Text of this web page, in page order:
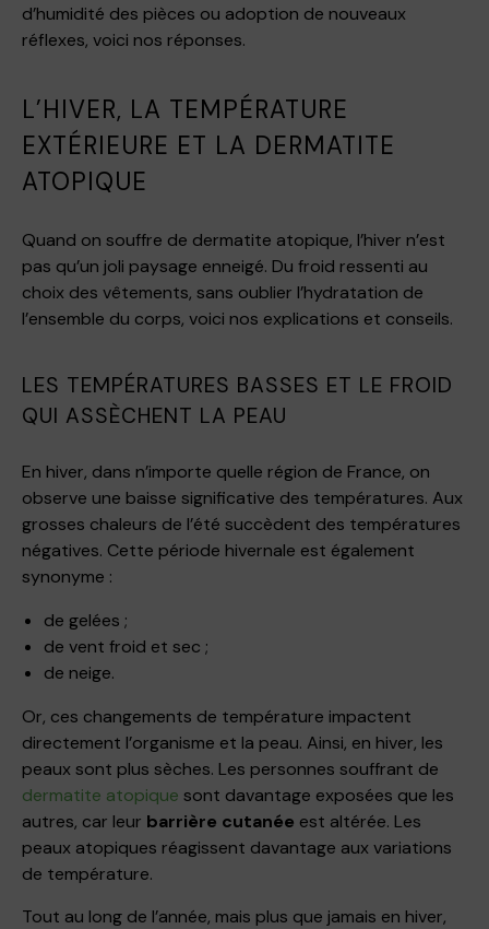
d’humidité des pièces ou adoption de nouveaux
réflexes, voici nos réponses.
L’HIVER, LA TEMPÉRATURE
EXTÉRIEURE ET LA DERMATITE
ATOPIQUE
Quand on souffre de dermatite atopique, l’hiver n’est
pas qu’un joli paysage enneigé. Du froid ressenti au
choix des vêtements, sans oublier l’hydratation de
l’ensemble du corps, voici nos explications et conseils.
LES TEMPÉRATURES BASSES ET LE FROID
QUI ASSÈCHENT LA PEAU
En hiver, dans n’importe quelle région de France, on
observe une baisse significative des températures. Aux
grosses chaleurs de l’été succèdent des températures
négatives. Cette période hivernale est également
synonyme :
de gelées ;
de vent froid et sec ;
de neige.
Or, ces changements de température impactent
directement l’organisme et la peau. Ainsi, en hiver, les
peaux sont plus sèches. Les personnes souffrant de
dermatite atopique sont davantage exposées que les
autres, car leur barrière cutanée est altérée. Les
peaux atopiques réagissent davantage aux variations
de température.
Tout au long de l’année, mais plus que jamais en hiver,